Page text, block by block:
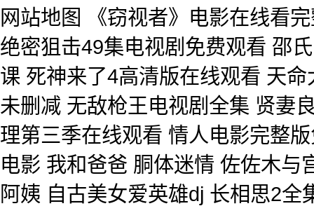
网站地图
《窃视者》电影在线看
绝密狙击49集电视剧免费观看 邵
课 死神来了4高清版在线观看 天
未删减 无敌枪王电视剧全集 贤妻
理第三季在线观看 情人电影完整
电影 我和爸爸 胴体迷情 佐佐木
阿姨 自古美女爱英雄dj 长相思2